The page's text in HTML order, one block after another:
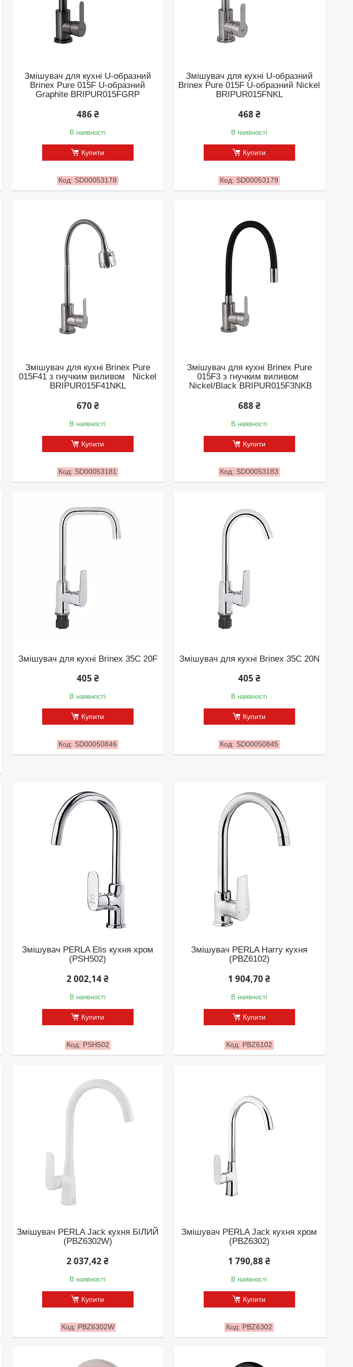
Змішувач для кухні U-образний
Brinex Pure 015F U-образний
Graphite BRIPUR015FGRP
486 ₴
В наявності
Купити
SD00053178
Змішувач для кухні U-образний
Brinex Pure 015F U-образний Nickel
BRIPUR015FNKL
468 ₴
В наявності
Купити
SD00053179
Змішувач для кухні Brinex Pure
015F41 з гнучким виливом Nickel
BRIPUR015F41NKL
670 ₴
В наявності
Купити
SD00053181
Змішувач для кухні Brinex Pure
015F3 з гнучким виливом
Nickel/Black BRIPUR015F3NKB
688 ₴
В наявності
Купити
SD00053183
Змішувач для кухні Brinex 35C 20F
405 ₴
В наявності
Купити
SD00050846
Змішувач для кухні Brinex 35C 20N
405 ₴
В наявності
Купити
SD00050845
Змішувач PERLA Elis кухня хром
(PSH502)
2 002,14 ₴
В наявності
Купити
PSH502
Змішувач PERLA Harry кухня
(PBZ6102)
1 904,70 ₴
В наявності
Купити
PBZ6102
Змішувач PERLA Jack кухня БІЛИЙ
(PBZ6302W)
2 037,42 ₴
В наявності
Купити
PBZ6302W
Змішувач PERLA Jack кухня хром
(PBZ6302)
1 790,88 ₴
В наявності
Купити
PBZ6302